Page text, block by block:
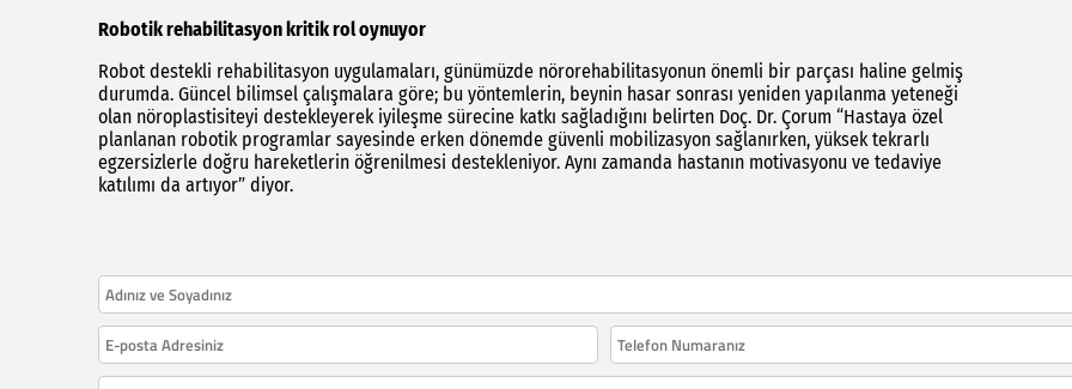
Robotik rehabilitasyon kritik rol oynuyor
Robot destekli rehabilitasyon uygulamaları, günümüzde nörorehabilitasyonun önemli bir parçası haline gelmiş
durumda. Güncel bilimsel çalışmalara göre; bu yöntemlerin, beynin hasar sonrası yeniden yapılanma yeteneği
olan nöroplastisiteyi destekleyerek iyileşme sürecine katkı sağladığını belirten Doç. Dr. Çorum “Hastaya özel
planlanan robotik programlar sayesinde erken dönemde güvenli mobilizasyon sağlanırken, yüksek tekrarlı
egzersizlerle doğru hareketlerin öğrenilmesi destekleniyor. Aynı zamanda hastanın motivasyonu ve tedaviye
katılımı da artıyor” diyor.